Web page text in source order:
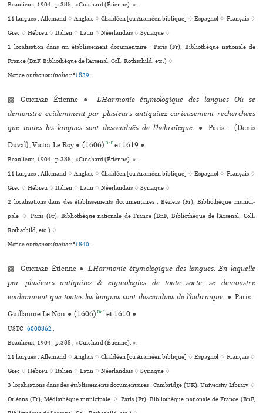
Beaulieux, 1904 : p.388 , «Guichard (Étienne). ».
11 langues :Allemand ♢Anglais ♢ Chaldéen [ou Araméen biblique] ♢Espagnol ♢ Français ♢
Grec ♢Hébreu ♢Italien ♢Latin ♢Néerlandais ♢Syriaque ♢
1 localisation dans un établissement documentaire : Paris (Fr), Bibliothèque nationale de
France (BnF, Bibliothèque de l’Arsenal, Coll. Rothschild, etc.) ♢
Noticeanthonominalien°1839.
▨Guichard Étienne ●
L’Harmonie étymologique des langues Où se
demonstre evidemment par plusieurs antiquitez curieusement recherchees
que toutes les langues sont descenduës de l’hebraïcque. ●
Paris : (Denis
Duval), Victor Le Roy ● (1606) BnF et 1619 ●
Beaulieux, 1904 : p.388 , «Guichard (Étienne). ».
11 langues :Allemand ♢Anglais ♢ Chaldéen [ou Araméen biblique] ♢Espagnol ♢ Français ♢
Grec ♢Hébreu ♢Italien ♢Latin ♢Néerlandais ♢Syriaque ♢
2 localisations dans des établissements documentaires : Béziers (Fr), Bibliothèque muni­ci­
pale ♢ Paris (Fr), Bibliothèque nationale de France (BnF, Bibliothèque de l’Arsenal, Coll.
Rothschild, etc.) ♢
Noticeanthonominalien°1840.
▨Guichard Étienne ● L’Harmonie étymologique des langues. En laquelle
par plusieurs antiquitez & etymologies de toute sorte, se demonstre
evidemment que toutes les langues sont descendues de l’hebraïque. ● Paris :
Guillaume Le Noir ● (1606) BnF et 1610 ●
USTC :6000862.
Beaulieux, 1904 : p.388 , «Guichard (Étienne). ».
11 langues :Allemand ♢Anglais ♢ Chaldéen [ou Araméen biblique] ♢Espagnol ♢ Français ♢
Grec ♢Hébreu ♢Italien ♢Latin ♢Néerlandais ♢Syriaque ♢
3 localisations dans des établissements documentaires : Cambridge (UK), University Library ♢
Orléans (Fr), Médiathèque muni­ci­pale ♢ Paris (Fr), Bibliothèque nationale de France (BnF,